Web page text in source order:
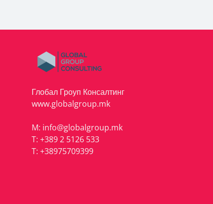
Глобал Гроуп Консалтинг
www.globalgroup.mk
M: info@globalgroup.mk
T: +389 2 5126 533
T: +38975709399